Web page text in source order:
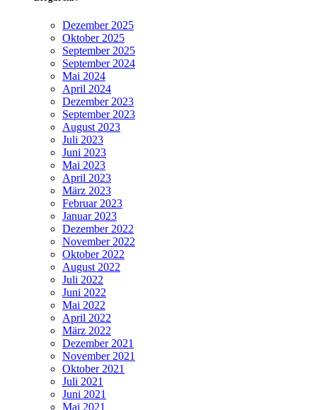
Dezember 2025
Oktober 2025
September 2025
September 2024
Mai 2024
April 2024
Dezember 2023
September 2023
August 2023
Juli 2023
Juni 2023
Mai 2023
April 2023
März 2023
Februar 2023
Januar 2023
Dezember 2022
November 2022
Oktober 2022
August 2022
Juli 2022
Juni 2022
Mai 2022
April 2022
März 2022
Dezember 2021
November 2021
Oktober 2021
Juli 2021
Juni 2021
Mai 2021